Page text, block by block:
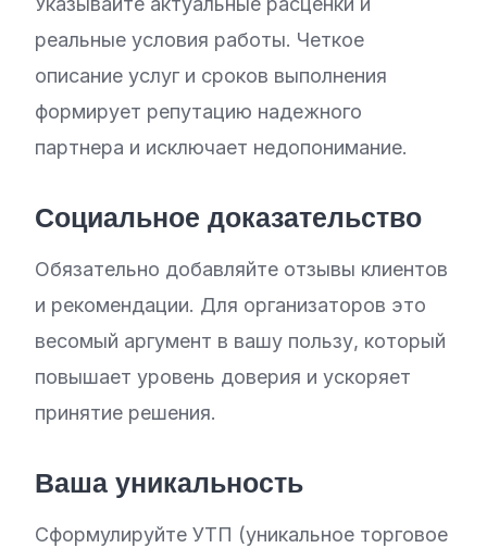
реальные условия работы. Четкое
описание услуг и сроков выполнения
формирует репутацию надежного
партнера и исключает недопонимание.
Социальное доказательство
Обязательно добавляйте отзывы клиентов
и рекомендации. Для организаторов это
весомый аргумент в вашу пользу, который
повышает уровень доверия и ускоряет
принятие решения.
Ваша уникальность
Сформулируйте УТП (уникальное торговое